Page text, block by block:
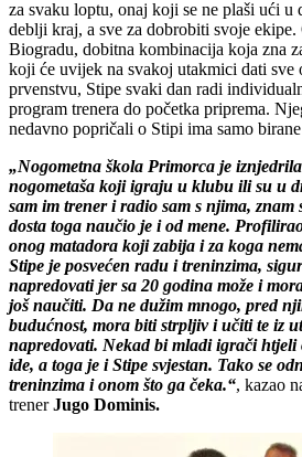
za svaku loptu, onaj koji se ne plaši ući u
deblji kraj, a sve za dobrobiti svoje ekipe.
Biogradu, dobitna kombinacija koja zna
koji će uvijek na svakoj utakmici dati sve
prvenstvu, Stipe svaki dan radi
program trenera do početka priprema.
nedavno popričali o Stipi ima samo
„Nogometna škola Primorca je
nogometaša koji igraju u klubu ili su u
sam im trener i radio sam s njima, znam
dosta toga naučio je i od mene.
onog matadora koji zabija i za koga
Stipe je posvećen radu i treninzima,
napredovati jer sa 20 godina može i
još naučiti. Da ne dužim mnogo, pred
budućnost, mora biti strpljiv i učiti te iz
napredovati. Nekad bi mladi igrači htjeli
ide, a toga je i Stipe svjestan. Tako se
treninzima i onom što ga čeka.“, kazao
trenerJugo Dominis.